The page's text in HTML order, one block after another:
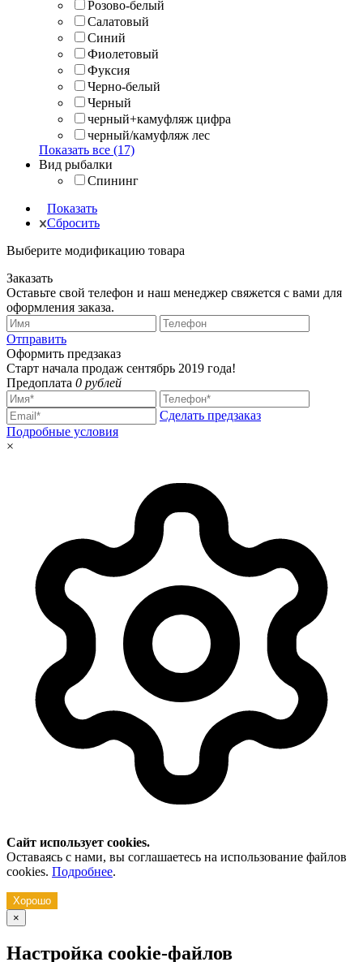
Розово-белый
Салатовый
Синий
Фиолетовый
Фуксия
Черно-белый
Черный
черный+камуфляж цифра
черный/камуфляж лес
Показать все (17)
Вид рыбалки
Спининг
Показать
Сбросить
Выберите модификацию товара
Заказать
Оставьте свой телефон и наш менеджер свяжется с вами для
оформления заказа.
Отправить
Оформить предзаказ
Старт начала продаж сентябрь 2019 года!
Предоплата 0 рублей
Сделать предзаказ
Подробные условия
×
Сайт использует cookies.
Оставаясь с нами, вы соглашаетесь на использование файлов
cookies. Подробнее.
Хорошо
×
Настройка cookie-файлов